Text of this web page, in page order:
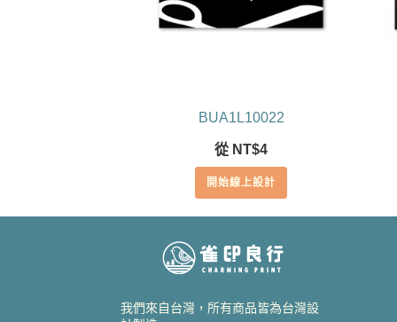
BUA1L10022
從 NT$4
開始線上設計
我們來自台灣，所有商品皆為台灣設